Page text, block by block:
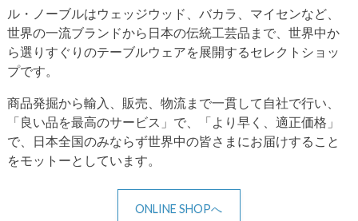
ル・ノーブルはウェッジウッド、バカラ、マイセンなど、
世界の一流ブランドから日本の伝統工芸品まで、世界中か
ら選りすぐりのテーブルウェアを展開するセレクトショッ
プです。
商品発掘から輸入、販売、物流まで一貫して自社で行い、
「良い品を最高のサービス」で、「より早く、適正価格」
で、日本全国のみならず世界中の皆さまにお届けすること
をモットーとしています。
ONLINE SHOPへ